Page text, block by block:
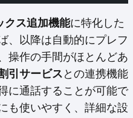
クス追加機能に特化した
、以降は自動的にプレフ
操作の手間がほとんどあ
引サービス との連携機能
に通話することが可能で
も使いやすく、詳細な設